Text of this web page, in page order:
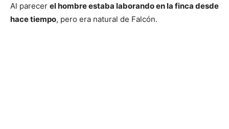
Al parecer el hombre estaba laborando en la finca desde
hace tiempo, pero era natural de Falcón.